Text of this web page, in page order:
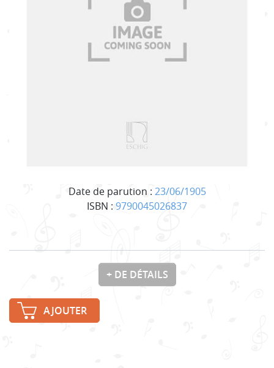
Date de parution : 23/06/1905
ISBN : 9790045026837
+ DE DÉTAILS
AJOUTER